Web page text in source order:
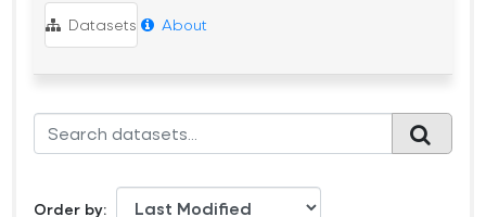
Datasets About
Order by